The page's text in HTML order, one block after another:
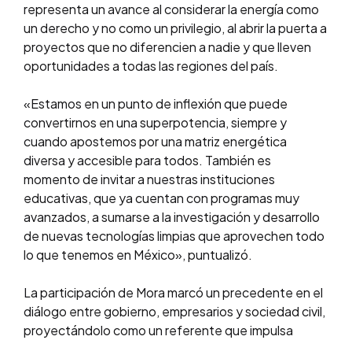
representa un avance al considerar la energía como
un derecho y no como un privilegio, al abrir la puerta a
proyectos que no diferencien a nadie y que lleven
oportunidades a todas las regiones del país.
«Estamos en un punto de inflexión que puede
convertirnos en una superpotencia, siempre y
cuando apostemos por una matriz energética
diversa y accesible para todos. También es
momento de invitar a nuestras instituciones
educativas, que ya cuentan con programas muy
avanzados, a sumarse a la investigación y desarrollo
de nuevas tecnologías limpias que aprovechen todo
lo que tenemos en México», puntualizó.
La participación de Mora marcó un precedente en el
diálogo entre gobierno, empresarios y sociedad civil,
proyectándolo como un referente que impulsa